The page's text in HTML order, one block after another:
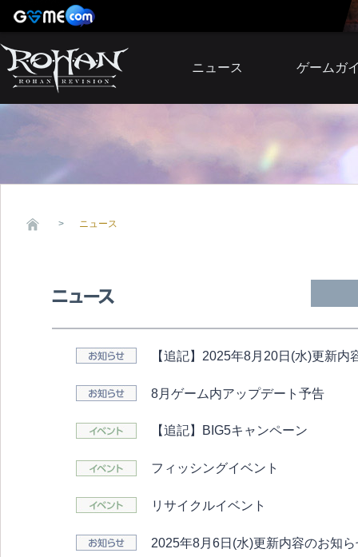
ニュース
アップデート
ゲームガ
ニュース
【追記】2025年8月20日(水)更新内
8月ゲーム内アップデート予告
【追記】BIG5キャンペーン
フィッシングイベント
リサイクルイベント
2025年8月6日(水)更新内容のお知ら